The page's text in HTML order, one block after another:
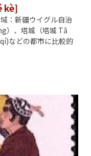
kè]
：新疆ウイグル自治
）、塔城（塔城 Tǎ
などの都市に比較的